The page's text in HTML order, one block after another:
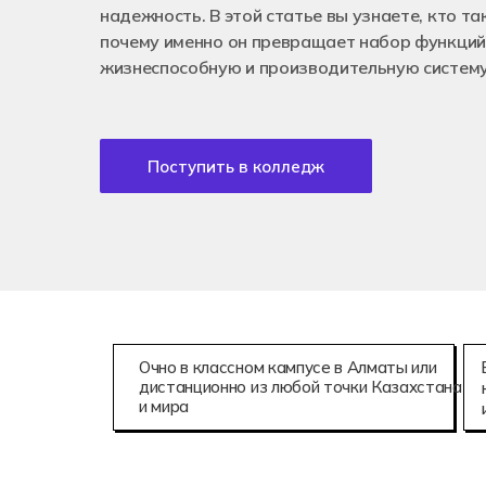
надежность. В этой статье вы узнаете, кто
почему именно он превращает набор
жизнеспособную и производительную
Поступить в колледж
Очно в классном кампусе в Алматы или
дистанционно из любой точки Казахстана
и мира